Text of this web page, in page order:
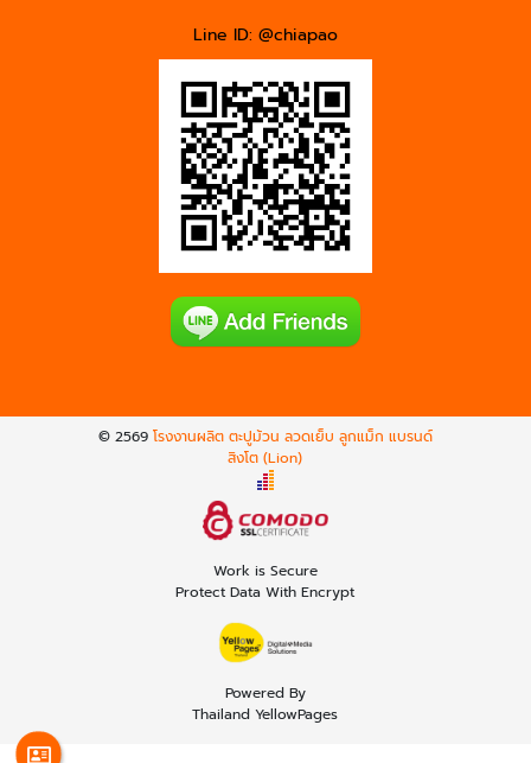
Line ID: @chiapao
© 2569 โรงงานผลิต ตะปูม้วน ลวดเย็บ ลูกแม็ก แบรนด์
สิงโต (Lion)
Work is Secure
Protect Data With Encrypt
Powered By
Thailand YellowPages